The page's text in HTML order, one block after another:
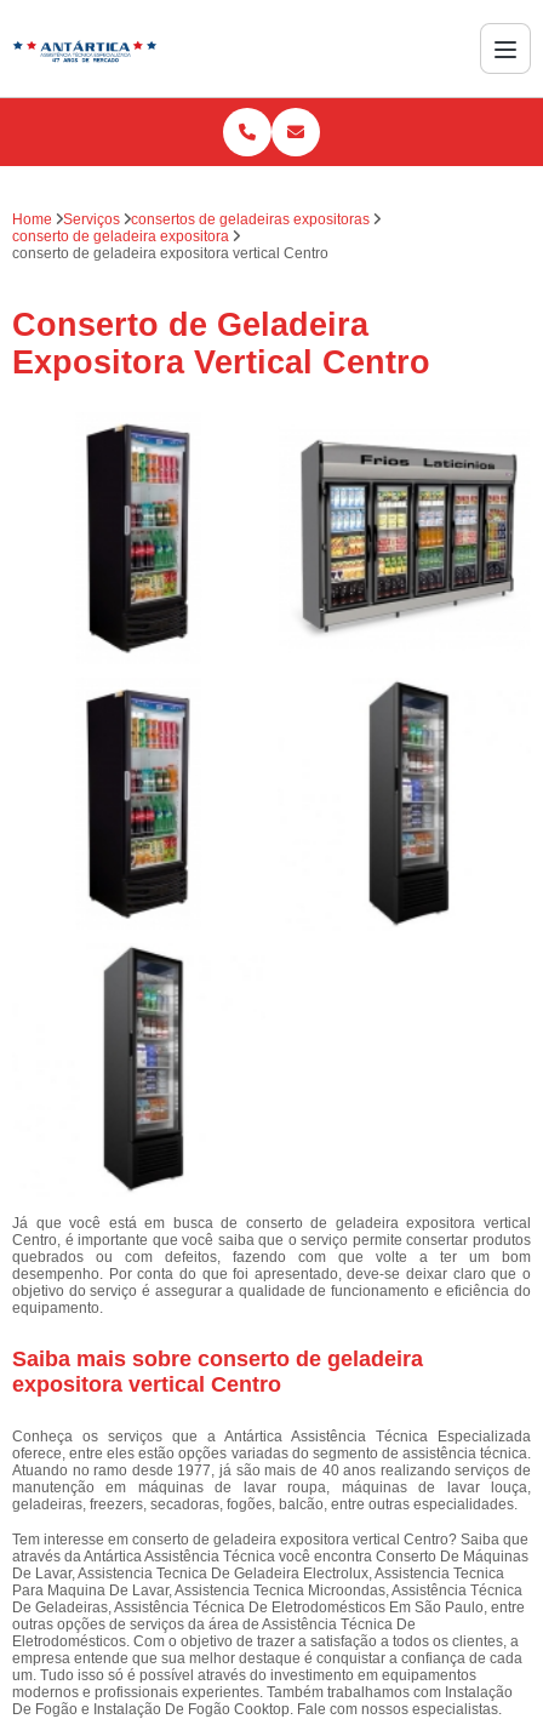
Home Serviços
consertos de geladeiras expositoras
conserto de geladeira expositora
conserto de geladeira expositora vertical Centro
Conserto de Geladeira
Expositora Vertical Centro
Já que você está em busca de conserto de geladeira expositora vertical
Centro, é importante que você saiba que o serviço permite consertar produtos
quebrados ou com defeitos, fazendo com que volte a ter um bom
desempenho. Por conta do que foi apresentado, deve-se deixar claro que o
objetivo do serviço é assegurar a qualidade de funcionamento e eficiência do
equipamento.
Saiba mais sobre conserto de geladeira
expositora vertical Centro
Conheça os serviços que a Antártica Assistência Técnica Especializada
oferece, entre eles estão opções variadas do segmento de assistência técnica.
Atuando no ramo desde 1977, já são mais de 40 anos realizando serviços de
manutenção em máquinas de lavar roupa, máquinas de lavar louça,
geladeiras, freezers, secadoras, fogões, balcão, entre outras especialidades.
Tem interesse em conserto de geladeira expositora vertical Centro? Saiba que
através da Antártica Assistência Técnica você encontra Conserto De Máquinas
De Lavar, Assistencia Tecnica De Geladeira Electrolux, Assistencia Tecnica
Para Maquina De Lavar, Assistencia Tecnica Microondas, Assistência Técnica
De Geladeiras, Assistência Técnica De Eletrodomésticos Em São Paulo, entre
outras opções de serviços da área de Assistência Técnica De
Eletrodomésticos. Com o objetivo de trazer a satisfação a todos os clientes, a
empresa entende que sua melhor destaque é conquistar a confiança de cada
um. Tudo isso só é possível através do investimento em equipamentos
modernos e profissionais experientes. Também trabalhamos com Instalação
De Fogão e Instalação De Fogão Cooktop. Fale com nossos especialistas.